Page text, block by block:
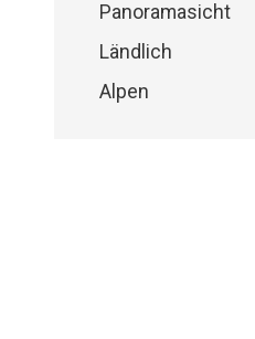
Panoramasicht
Ländlich
Alpen